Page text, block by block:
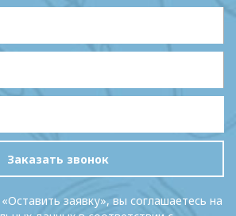
Заказать звонок
заявку», вы соглашаетесь на